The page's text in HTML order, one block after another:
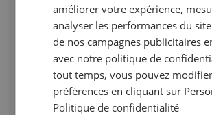
Travail manuel Quart
À l'intérieur À
Entretien
améliorer votre expérience,
analyser les performances du
de nos campagnes publicitaires
avec notre politique de
tout temps, vous pouvez
préférences en cliquant sur
Politique de confidentialité